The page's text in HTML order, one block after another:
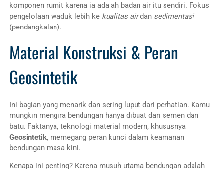
komponen rumit karena ia adalah badan air itu sendiri. Fokus
pengelolaan waduk lebih ke kualitas airdan sedimentasi
(pendangkalan).
Material Konstruksi & Peran
Geosintetik
Ini bagian yang menarik dan sering luput dari perhatian. Kamu
mungkin mengira bendungan hanya dibuat dari semen dan
batu. Faktanya, teknologi material modern, khususnya
Geosintetik, memegang peran kunci dalam keamanan
bendungan masa kini.
Kenapa ini penting? Karena musuh utama bendungan adalah